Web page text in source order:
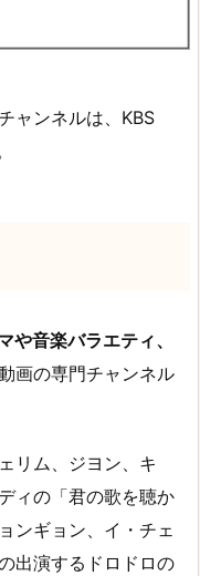
ャンネルは、KBS
や音楽バラエティ、
画の専門チャンネル
リム、ジヨン、キ
ィの「君の歌を聴か
ンギョン、イ・チェ
出演するドロドロの